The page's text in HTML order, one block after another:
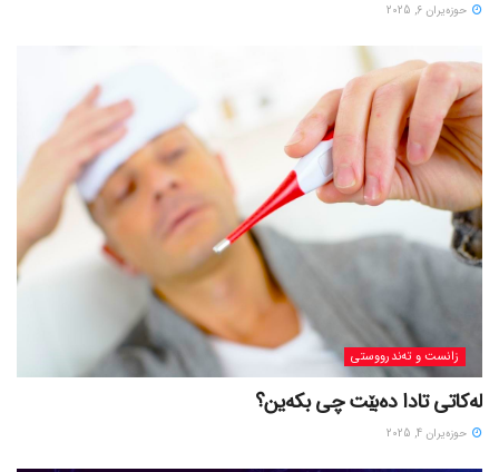
حوزه‌یران 6, 2025
زانست و تەندرووستی
لەکاتی تادا دەبێت چی بکەین؟
حوزه‌یران 4, 2025